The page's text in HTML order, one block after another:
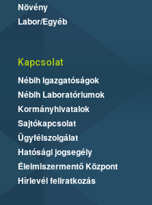
Növény
Labor/Egyéb
Kapcsolat
Nébih Igazgatóságok
Nébih Laboratóriumok
Kormányhivatalok
Sajtókapcsolat
Ügyfélszolgálat
Hatósági jogsegély
Élelmiszermentő Központ
Hírlevél feliratkozás